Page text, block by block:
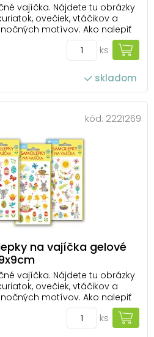
vajíčka. Nájdete tu obrázky
ovečiek, vtáčikov a
motívov. Ako nalepiť
dekorovanie použite čisté
Odstráňte krycí papier.
obrázok z po...
ks
skladom
kód: 2221269
na vajíčka gelové
vajíčka. Nájdete tu obrázky
ovečiek, vtáčikov a
motívov. Ako nalepiť
dekorovanie použite čisté
Odstráňte krycí papier.
obrázok z podk...
ks